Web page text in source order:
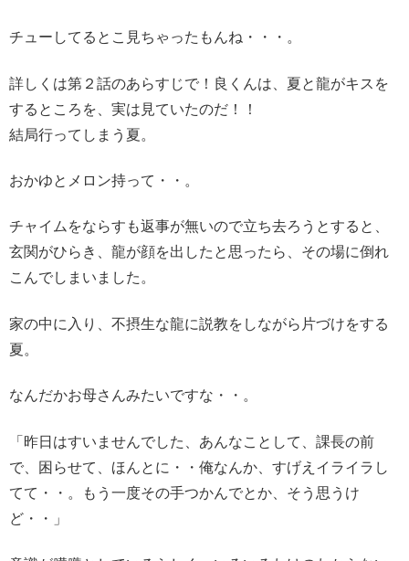
チューしてるとこ見ちゃったもんね・・・。
詳しくは第２話のあらすじで！良くんは、夏と龍がキスを
するところを、実は見ていたのだ！！
結局行ってしまう夏。
おかゆとメロン持って・・。
チャイムをならすも返事が無いので立ち去ろうとすると、
玄関がひらき、龍が顔を出したと思ったら、その場に倒れ
こんでしまいました。
家の中に入り、不摂生な龍に説教をしながら片づけをする
夏。
なんだかお母さんみたいですな・・。
「昨日はすいませんでした、あんなことして、課長の前
で、困らせて、ほんとに・・俺なんか、すげえイライラし
てて・・。もう一度その手つかんでとか、そう思うけ
ど・・」